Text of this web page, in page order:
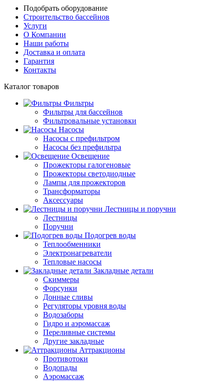
Подобрать оборудование
Строительство бассейнов
Услуги
О Компании
Наши работы
Доставка и оплата
Гарантия
Контакты
Каталог товаров
Фильтры
Фильтры для бассейнов
Фильтровальные установки
Насосы
Насосы с префильтром
Насосы без префильтра
Освещение
Прожекторы галогеновые
Прожекторы светодиодные
Лампы для прожекторов
Трансформаторы
Аксессуары
Лестницы и поручни
Лестницы
Поручни
Подогрев воды
Теплообменники
Электронагреватели
Тепловые насосы
Закладные детали
Скиммеры
Форсунки
Донные сливы
Регуляторы уровня воды
Водозаборы
Гидро и аэромассаж
Переливные системы
Другие закладные
Аттракционы
Противотоки
Водопады
Аэромассаж